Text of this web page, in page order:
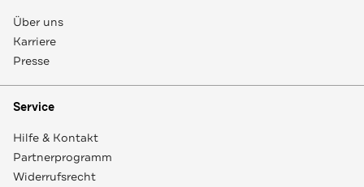
Über uns
Karriere
Presse
Service
Hilfe & Kontakt
Partnerprogramm
Widerrufsrecht